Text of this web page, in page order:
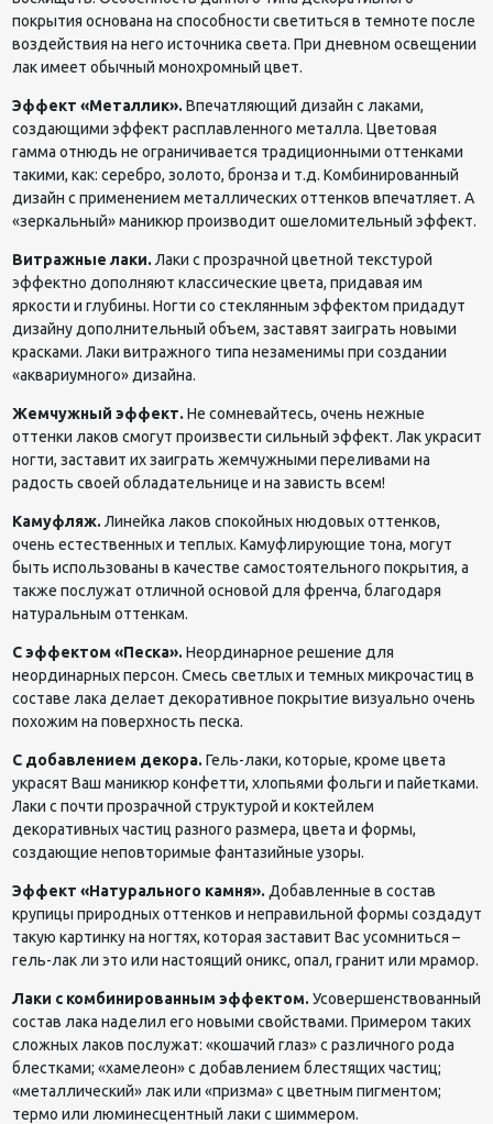
покрытия основана на способности светиться в темноте после
воздействия на него источника света. При дневном освещении
лак имеет обычный монохромный цвет.
Эффект «Металлик». Впечатляющий дизайн с лаками,
создающими эффект расплавленного металла. Цветовая
гамма отнюдь не ограничивается традиционными оттенками
такими, как: серебро, золото, бронза и т.д. Комбинированный
дизайн с применением металлических оттенков впечатляет. А
«зеркальный» маникюр производит ошеломительный эффект.
Витражные лаки. Лаки с прозрачной цветной текстурой
эффектно дополняют классические цвета, придавая им
яркости и глубины. Ногти со стеклянным эффектом придадут
дизайну дополнительный объем, заставят заиграть новыми
красками. Лаки витражного типа незаменимы при создании
«аквариумного» дизайна.
Жемчужный эффект. Не сомневайтесь, очень нежные
оттенки лаков смогут произвести сильный эффект. Лак украсит
ногти, заставит их заиграть жемчужными переливами на
радость своей обладательнице и на зависть всем!
Камуфляж. Линейка лаков спокойных нюдовых оттенков,
очень естественных и теплых. Камуфлирующие тона, могут
быть использованы в качестве самостоятельного покрытия, а
также послужат отличной основой для френча, благодаря
натуральным оттенкам.
С эффектом «Песка». Неординарное решение для
неординарных персон. Смесь светлых и темных микрочастиц в
составе лака делает декоративное покрытие визуально очень
похожим на поверхность песка.
С добавлением декора. Гель-лаки, которые, кроме цвета
украсят Ваш маникюр конфетти, хлопьями фольги и пайетками.
Лаки с почти прозрачной структурой и коктейлем
декоративных частиц разного размера, цвета и формы,
создающие неповторимые фантазийные узоры.
Эффект «Натурального камня». Добавленные в состав
крупицы природных оттенков и неправильной формы создадут
такую картинку на ногтях, которая заставит Вас усомниться –
гель-лак ли это или настоящий оникс, опал, гранит или мрамор.
Лаки с комбинированным эффектом. Усовершенствованный
состав лака наделил его новыми свойствами. Примером таких
сложных лаков послужат: «кошачий глаз» с различного рода
блестками; «хамелеон» с добавлением блестящих частиц;
«металлический» лак или «призма» с цветным пигментом;
термо или люминесцентный лаки с шиммером.